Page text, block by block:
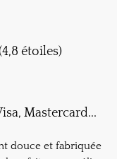
étoiles)
Mastercard...
douce et fabriquée